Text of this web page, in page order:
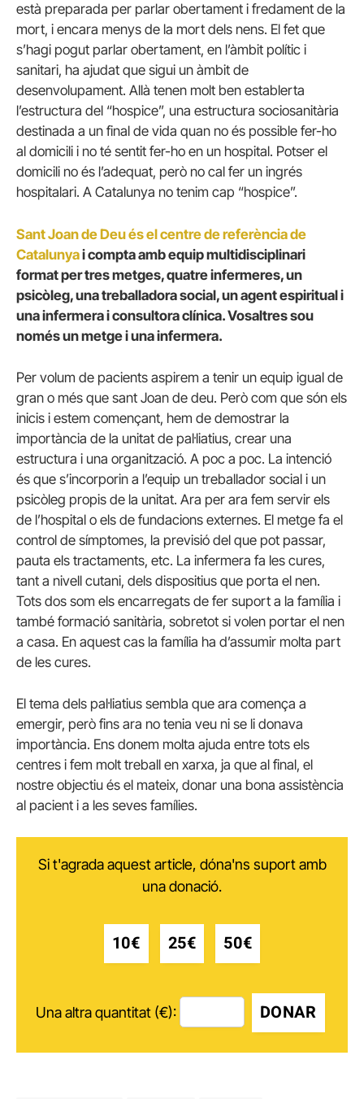
està preparada per parlar obertament i fredament de la
mort, i encara menys de la mort dels nens. El fet que
s’hagi pogut parlar obertament, en l’àmbit polític i
sanitari, ha ajudat que sigui un àmbit de
desenvolupament. Allà tenen molt ben establerta
l’estructura del “hospice”, una estructura sociosanitària
destinada a un final de vida quan no és possible fer-ho
al domicili i no té sentit fer-ho en un hospital. Potser el
domicili no és l’adequat, però no cal fer un ingrés
hospitalari. A Catalunya no tenim cap “hospice”.
Sant Joan de Deu és el centre de referència de
Catalunyai compta ambequip multidisciplinari
format per tres metges, quatre infermeres, un
psicòleg, una treballadora social, un agent espiritual i
una infermera i consultora clínica. Vosaltres sou
només un metge i una infermera.
Per volum de pacients aspirem a tenir un equip igual de
gran o més que sant Joan de deu. Però com que són els
inicis i estem començant, hem de demostrar la
importància de la unitat de pal·liatius, crear una
estructura i una organització. A poc a poc. La intenció
és que s’incorporin a l’equip un treballador social i un
psicòleg propis de la unitat. Ara per ara fem servir els
de l’hospital o els de fundacions externes. El metge fa el
control de símptomes, la previsió del que pot passar,
pauta els tractaments, etc. La infermera fa les cures,
tant a nivell cutani, dels dispositius que porta el nen.
Tots dos som els encarregats de fer suport a la família i
també formació sanitària, sobretot si volen portar el nen
a casa. En aquest cas la família ha d’assumir molta part
de les cures.
El tema dels pal·liatius sembla que ara comença a
emergir, però fins ara no tenia veu ni se li donava
importància. Ens donem molta ajuda entre tots els
centres i fem molt treball en xarxa, ja que al final, el
nostre objectiu és el mateix, donar una bona assistència
al pacient i a les seves famílies.
Si t'agrada aquest article, dóna'ns suport amb
una donació.
10€ 25€ 50€
Una altra quantitat (€): DONAR